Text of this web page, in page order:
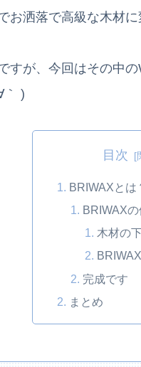
お洒落で高級な木材
すが、今回はその中
｀ )
目次
BRIWAXとは
BRIWAX
木材の
完成です
まとめ